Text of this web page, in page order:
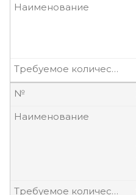
Наименование
Требуемое количество, шт
№
Наименование
Требуемое количество, шт